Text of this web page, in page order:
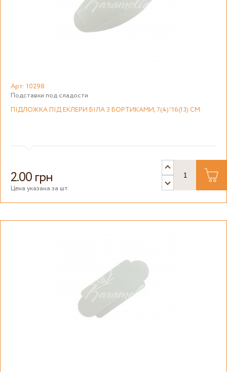
Арт: 10298
Подставки под сладости
ПІДЛОЖКА ПІД ЕКЛЕРИ БІЛА З БОРТИКАМИ, 7(4)*16(13) СМ
2.00 грн
Цена указана за шт.